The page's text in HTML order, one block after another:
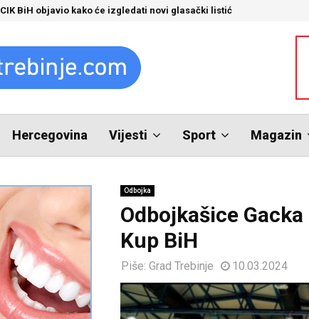
CIK BiH objavio kako će izgledati novi glasački listić
Hercegovina Vijesti Sport Magazin
Odbojka
Odbojkašice
Kup BiH
Piše: Grad Trebinje 10.03.2024